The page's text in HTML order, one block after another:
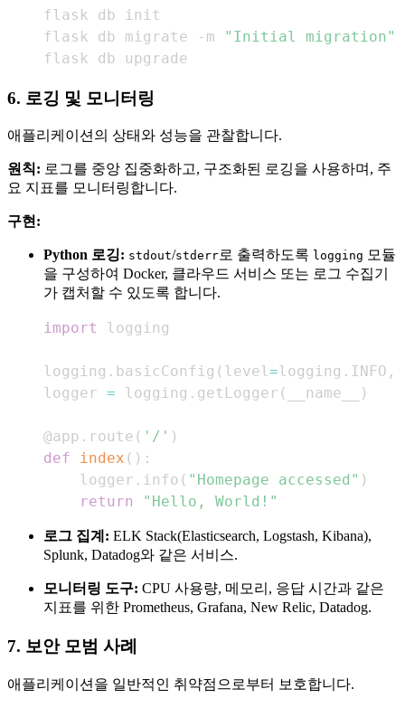
flask db migrate -m
"Initial migration"
flask db upgrade
6. 로깅 및 모니터링
애플리케이션의 상태와 성능을 관찰합니다.
원칙: 로그를 중앙 집중화하고, 구조화된 로깅을 사용하며, 주
요 지표를 모니터링합니다.
구현:
Python 로깅: stdout/stderr로 출력하도록 logging 모듈
을 구성하여 Docker, 클라우드 서비스 또는 로그 수집기
가 캡처할 수 있도록 합니다.
import
logging . basicConfig ( level=logging . INFO ,
logger = logging . getLogger ( __name__ )
@app . route ( '/' )
def
index ( ) :
    logger
. info ( "Homepage accessed" )
return
"Hello, World!"
로그 집계: ELK Stack(Elasticsearch, Logstash, Kibana),
Splunk, Datadog와 같은 서비스.
모니터링 도구: CPU 사용량, 메모리, 응답 시간과 같은
지표를 위한 Prometheus, Grafana, New Relic, Datadog.
7. 보안 모범 사례
애플리케이션을 일반적인 취약점으로부터 보호합니다.